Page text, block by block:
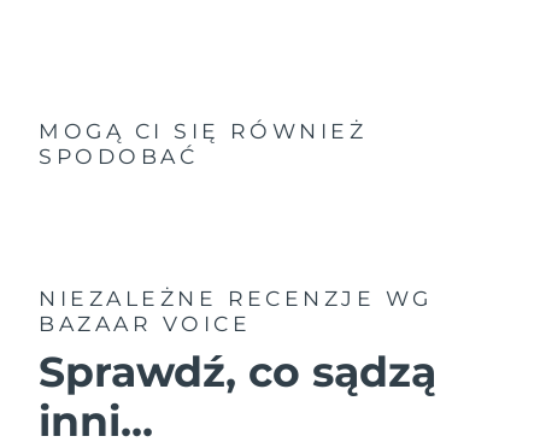
MOGĄ CI SIĘ RÓWNIEŻ
SPODOBAĆ
NIEZALEŻNE RECENZJE
WG
BAZAAR VOICE
Sprawdź, co sądzą
inni...